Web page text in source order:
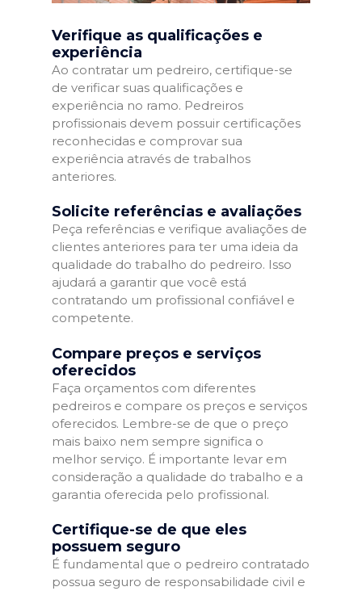
Verifique as qualificações e
experiência
Ao contratar um pedreiro, certifique-se
de verificar suas qualificações e
experiência no ramo. Pedreiros
profissionais devem possuir certificações
reconhecidas e comprovar sua
experiência através de trabalhos
anteriores.
Solicite referências e avaliações
Peça referências e verifique avaliações de
clientes anteriores para ter uma ideia da
qualidade do trabalho do pedreiro. Isso
ajudará a garantir que você está
contratando um profissional confiável e
competente.
Compare preços e serviços
oferecidos
Faça orçamentos com diferentes
pedreiros e compare os preços e serviços
oferecidos. Lembre-se de que o preço
mais baixo nem sempre significa o
melhor serviço. É importante levar em
consideração a qualidade do trabalho e a
garantia oferecida pelo profissional.
Certifique-se de que eles
possuem seguro
É fundamental que o pedreiro contratado
possua seguro de responsabilidade civil e